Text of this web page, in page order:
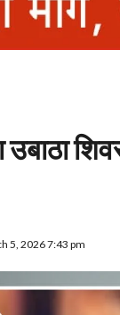
5, 2026 7:43 pm